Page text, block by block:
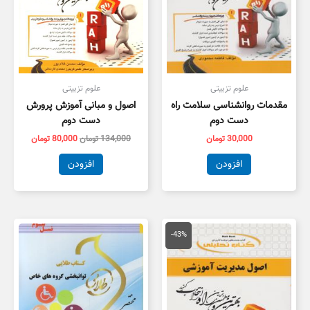
علوم تزبیتی
مقدمات روانشناسی سلامت راه
دست دوم
30,000تومان
افزودن
علوم تزبیتی
اصول و مبانی آموزش پرورش
دست دوم
134,000تومان80,000تومان
افزودن
-43%
قیمت
اصلی
150,000 تومان
بود.
قیمت
فعلی
است.